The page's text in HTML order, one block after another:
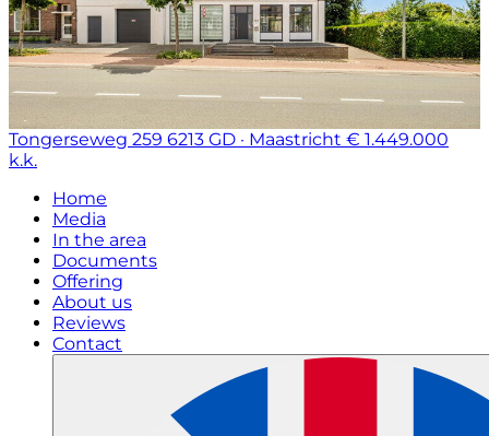
Tongerseweg 259 6213 GD · Maastricht € 1.449.000
k.k.
Home
Media
In the area
Documents
Offering
About us
Reviews
Contact